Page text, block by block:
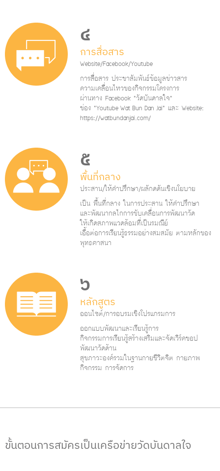
๔
การสื่อสาร
Website/Facebook/Youtube
การสื่อสาร ประชาสัมพันธ์ข้อมูลข่าวสาร
ความเคลื่อนไหวของกิจกรรมโครงการ
ผ่านทาง Facebook “วัดบันดาลใจ”
ช่อง “Youtube Wat Bun Dan Jai” และ Website:
https://watbundanjai.com/
๕
พื้นที่กลาง
ประสาน/ให้คำปรึกษา/ผลักดดันเชิงนโยบาย
เป็น พื้นที่กลาง ในการประสาน ให้คำปรึกษา
และพัฒนากลไกการขับเคลื่อนการพัฒนาวัด
ให้เกิดสภาพแวดล้อมที่เป็นรมณีย์
เอื้อต่อการเรียนรู้ธรรมอย่างสมสมัย ตามหลักของ
พุทธศาสนา
๖
หลักสูตร
ออนไซต์/การอบรมเชิงโปรแกรมการ
ออกแบบพัฒนาและเรียนรู้การ
กิจกรรมการเรียนรู้สร้างเสริมและจัดเวิร์คชอป
พัฒนาวัดด้าน
สุขภาวะองค์รวมในฐานกายชีวิตจิต กายภาพ
กิจกรรม การจัดการ
ขั้นตอนการสมัครเป็นเครือข่ายวัดบันดาลใจ